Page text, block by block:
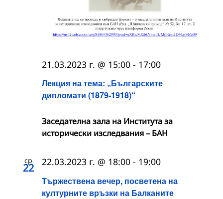
Лекция на тема: „Българските
дипломати (1879-1918)“
21.03.2023 г. @ 15:00 - 17:00
Заседателна зала на Института за
исторически изследвания – БАН
ср
22
Тържествена вечер, посветена на
културните връзки на Балканите
22.03.2023 г. @ 18:00 - 19:00